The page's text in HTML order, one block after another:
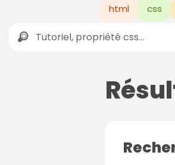
html css